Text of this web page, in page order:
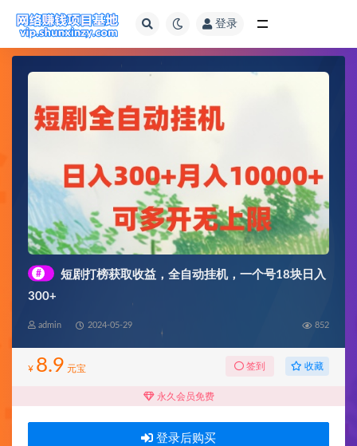
登录
#
短剧打榜获取收益，全自动挂机，一个号18块日入
300+
admin 2024-05-29 852
¥ 8.9 元宝 签到 收藏
永久会员免费
登录后购买